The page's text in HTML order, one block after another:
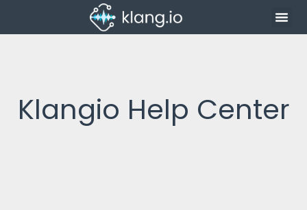
Klangio Help Center